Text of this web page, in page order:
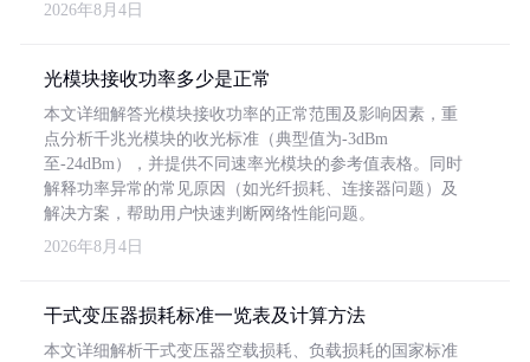
2026年8月4日
光模块接收功率多少是正常
本文详细解答光模块接收功率的正常范围及影响因素，重
点分析千兆光模块的收光标准（典型值为-3dBm
至-24dBm），并提供不同速率光模块的参考值表格。同时
解释功率异常的常见原因（如光纤损耗、连接器问题）及
解决方案，帮助用户快速判断网络性能问题。
2026年8月4日
干式变压器损耗标准一览表及计算方法
本文详细解析干式变压器空载损耗、负载损耗的国家标准